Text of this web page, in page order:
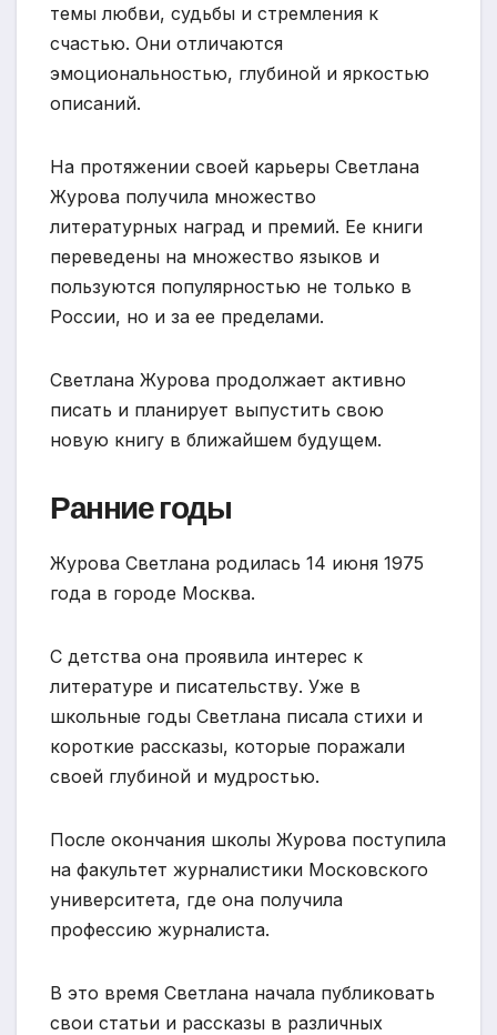
темы любви, судьбы и стремления к
счастью. Они отличаются
эмоциональностью, глубиной и яркостью
описаний.
На протяжении своей карьеры Светлана
Журова получила множество
литературных наград и премий. Ее книги
переведены на множество языков и
пользуются популярностью не только в
России, но и за ее пределами.
Светлана Журова продолжает активно
писать и планирует выпустить свою
новую книгу в ближайшем будущем.
Ранние годы
Журова Светлана родилась 14 июня 1975
года в городе Москва.
С детства она проявила интерес к
литературе и писательству. Уже в
школьные годы Светлана писала стихи и
короткие рассказы, которые поражали
своей глубиной и мудростью.
После окончания школы Журова поступила
на факультет журналистики Московского
университета, где она получила
профессию журналиста.
В это время Светлана начала публиковать
свои статьи и рассказы в различных